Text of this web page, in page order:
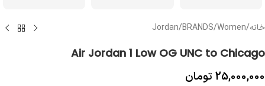
خانه/
Women
/
BRANDS
/
Jordan
Air Jordan 1 Low OG UNC to Chicago
25,000,000 تومان